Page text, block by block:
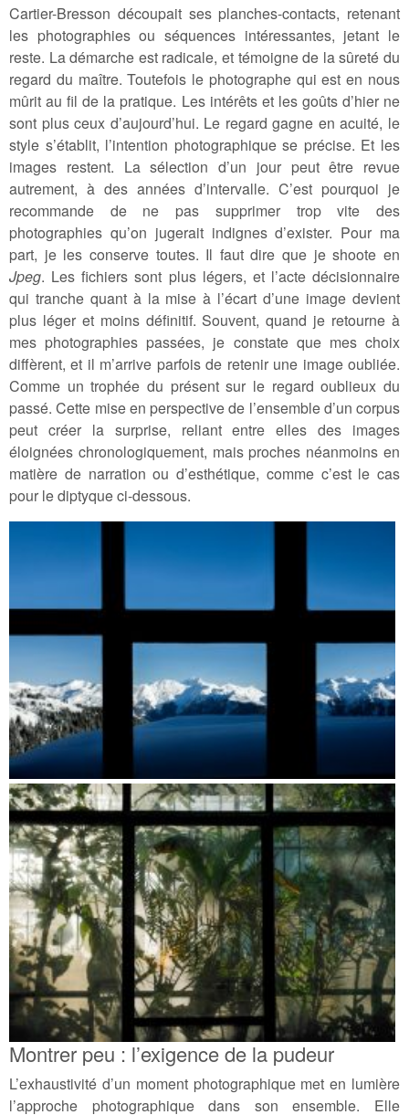
Cartier-Bresson découpait ses planches-contacts, retenant
les photographies ou séquences intéressantes, jetant le
reste. La démarche est radicale, et témoigne de la sûreté du
regard du maître. Toutefois le photographe qui est en nous
mûrit au fil de la pratique. Les intérêts et les goûts d’hier ne
sont plus ceux d’aujourd’hui. Le regard gagne en acuité, le
style s’établit, l’intention photographique se précise. Et les
images restent. La sélection d’un jour peut être revue
autrement, à des années d’intervalle. C’est pourquoi je
recommande de ne pas supprimer trop vite des
photographies qu’on jugerait indignes d’exister. Pour ma
part, je les conserve toutes. Il faut dire que je shoote en
Jpeg. Les fichiers sont plus légers, et l’acte décisionnaire
qui tranche quant à la mise à l’écart d’une image devient
plus léger et moins définitif. Souvent, quand je retourne à
mes photographies passées, je constate que mes choix
diffèrent, et il m’arrive parfois de retenir une image oubliée.
Comme un trophée du présent sur le regard oublieux du
passé. Cette mise en perspective de l’ensemble d’un corpus
peut créer la surprise, reliant entre elles des images
éloignées chronologiquement, mais proches néanmoins en
matière de narration ou d’esthétique, comme c’est le cas
pour le diptyque ci-dessous.
Montrer peu : l’exigence de la pudeur
L’exhaustivité d’un moment photographique met en lumière
l’approche photographique dans son ensemble. Elle